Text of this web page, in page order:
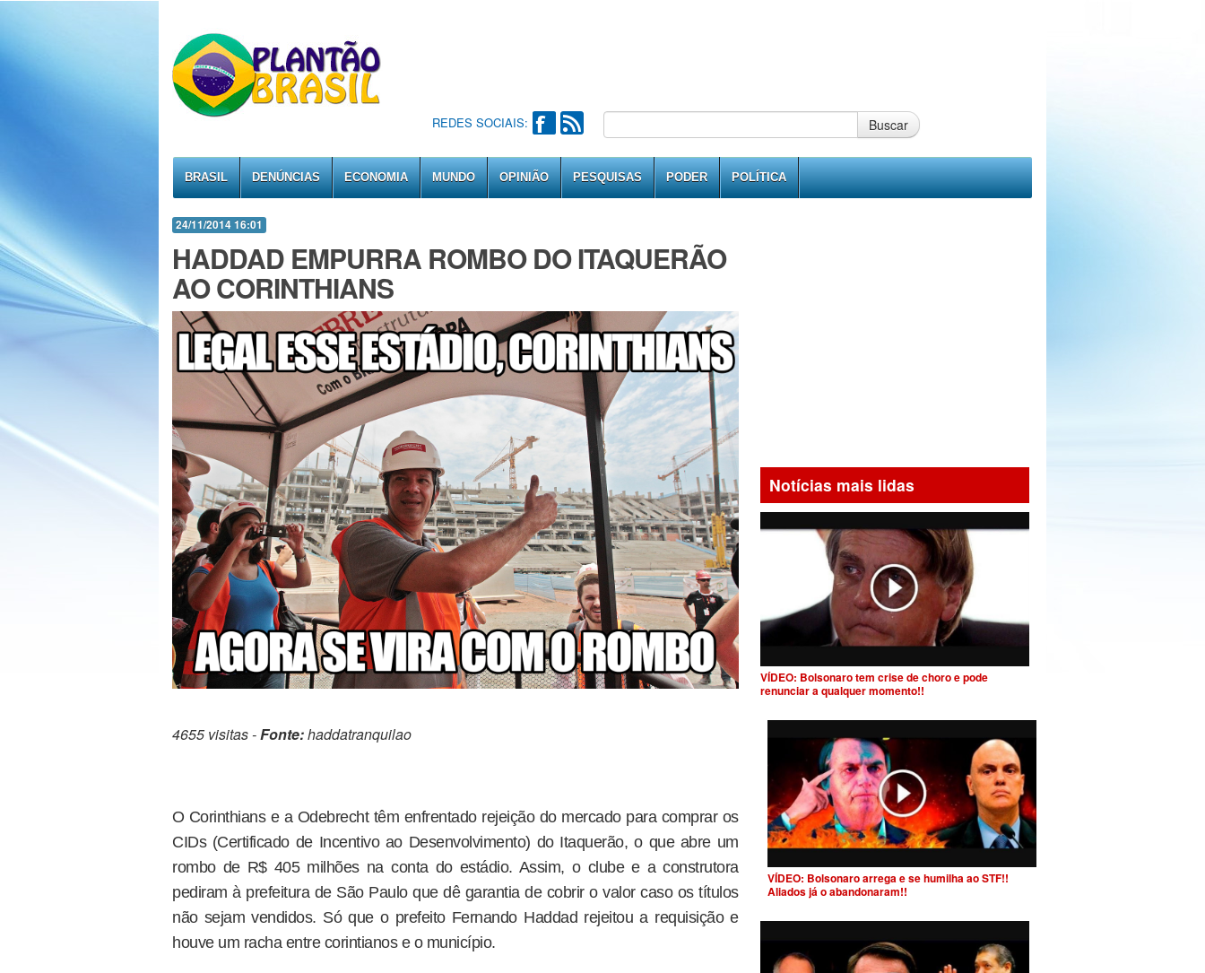
REDES SOCIAIS: Buscar
BRASIL DENÚNCIAS ECONOMIA MUNDO OPINIÃO PESQUISAS PODER POLÍTICA
24/11/2014 16:01
HADDAD EMPURRA ROMBO DO ITAQUERÃO
AO CORINTHIANS
4655 visitas -Fonte:haddatranquilao
O Corinthians e a Odebrecht têm enfrentado rejeição do mercado para comprar os
CIDs (Certificado de Incentivo ao Desenvolvimento) do Itaquerão, o que abre um
rombo de R$ 405 milhões na conta do estádio. Assim, o clube e a construtora
pediram à prefeitura de São Paulo que dê garantia de cobrir o valor caso os títulos
não sejam vendidos. Só que o prefeito Fernando Haddad rejeitou a requisição e
houve um racha entre corintianos e o município.
Notícias mais lidas
VÍDEO: Bolsonaro tem crise de choro e pode
renunciar a qualquer momento!!
VÍDEO: Bolsonaro arrega e se humilha ao STF!!
Aliados já o abandonaram!!